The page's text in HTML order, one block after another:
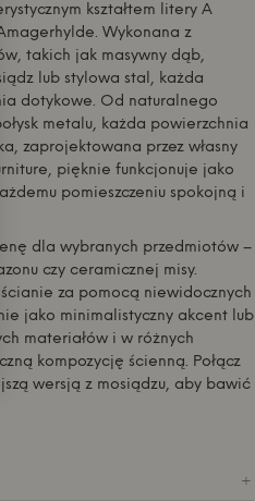
kształtem litery A
Wykonana z
takich jak masywny dąb,
lub stylowa stal, każda
dotykowe. Od naturalnego
metalu, każda powierzchnia
zaprojektowana przez własny
, pięknie funkcjonuje jako
pomieszczeniu spokojną i
dla wybranych przedmiotów –
czy ceramicznej misy.
za pomocą niewidocznych
jako minimalistyczny akcent lub
materiałów i w różnych
kompozycję ścienną. Połącz
wersją z mosiądzu, aby bawić
+